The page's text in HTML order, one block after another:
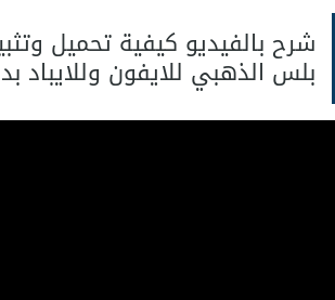
شرح بالفيديو كيفية تحميل
بلس الذهبي للايفون وللايباد